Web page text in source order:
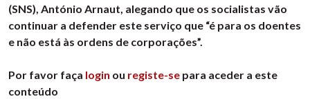
(SNS), António Arnaut, alegando que os socialistas vão
continuar a defender este serviço que “é para os doentes
e não está às ordens de corporações”.
Por favor faça login ou registe-se para aceder a este
conteúdo